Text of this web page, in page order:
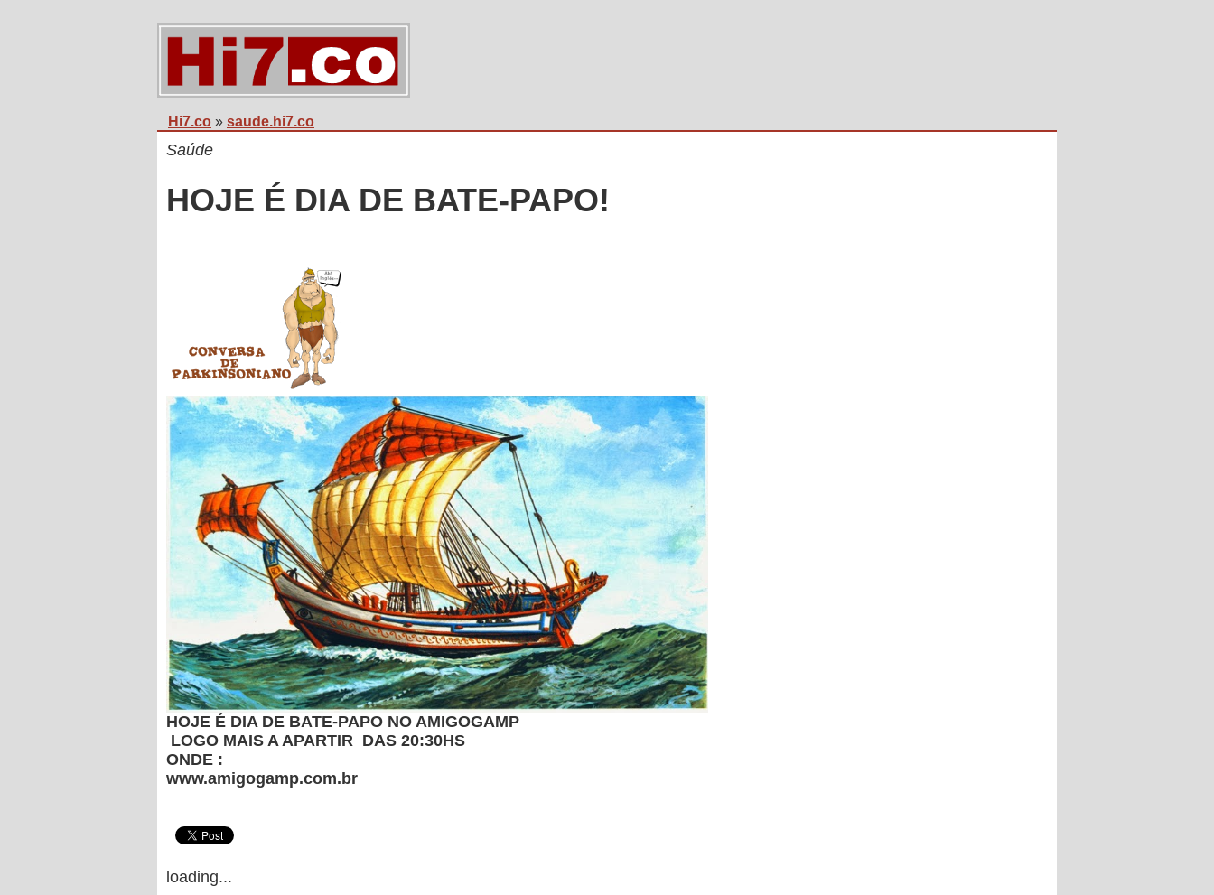
Hi7.co » saude.hi7.co
Saúde
HOJE É DIA DE BATE-PAPO!
HOJE É DIA DE BATE-PAPO NO AMIGOGAMP
LOGO MAIS A APARTIR DAS 20:30HS
ONDE :
www.amigogamp.com.br
loading...